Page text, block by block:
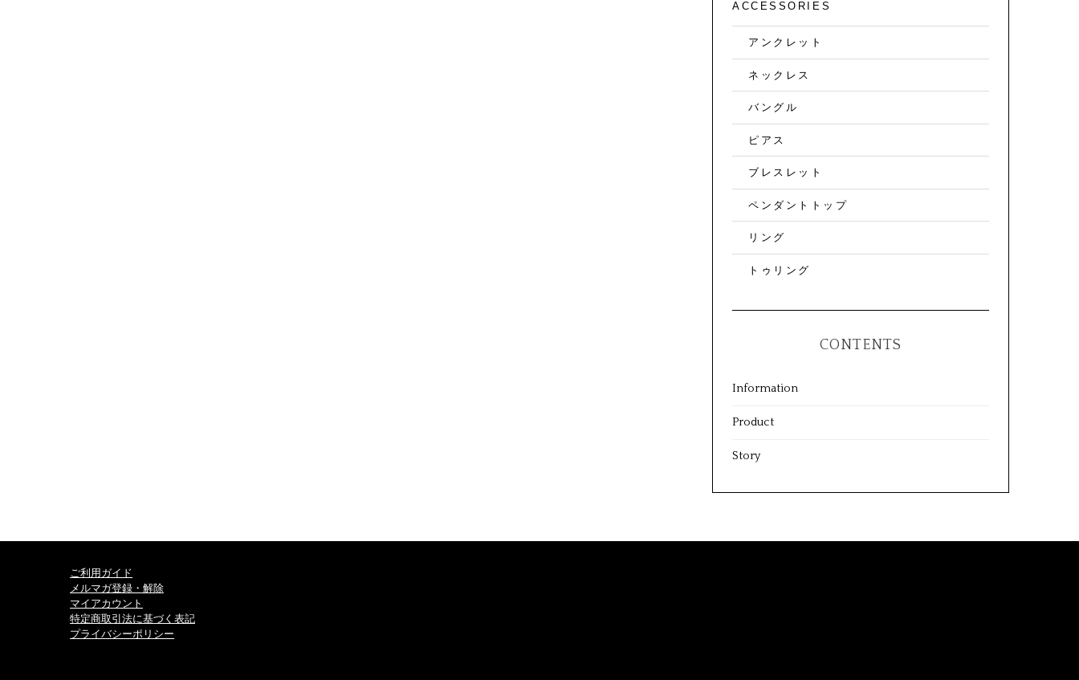
ACCESSORIES
アンクレット
ネックレス
バングル
ピアス
ブレスレット
ペンダントトップ
リング
トゥリング
CONTENTS
Information
Product
Story
ご利用ガイド
メルマガ登録・解除
マイアカウント
特定商取引法に基づく表記
プライバシーポリシー